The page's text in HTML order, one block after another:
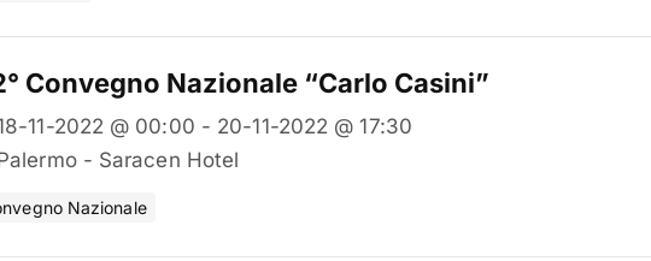
Convegno Nazionale “Carlo Casini”
11-2022 @ 00:00 - 20-11-2022 @ 17:30
- Saracen Hotel
Nazionale